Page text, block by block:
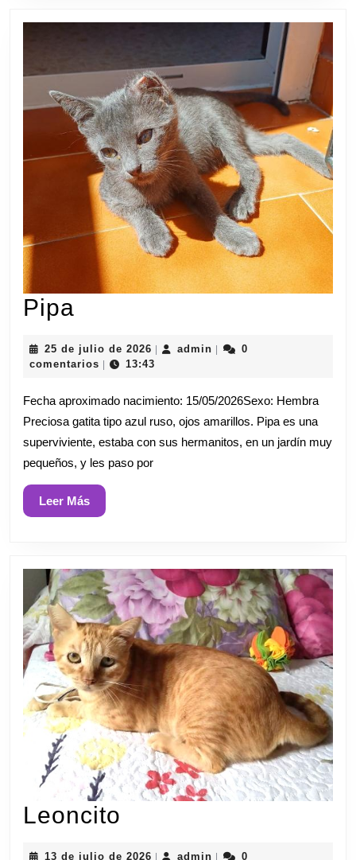
Pipa
25 de julio de 2026 25
de
2026
| admin admin
|
0
comentarios | 13:43
Fecha aproximado nacimiento: 15/05/2026Sexo: Hembra
Preciosa gatita tipo azul ruso, ojos amarillos. Pipa es una
superviviente, estaba con sus hermanitos, en un jardín muy
pequeños, y les paso por
Leer MásLeer
Más
Leoncito
13 de julio de 2026 13 admin admin
0